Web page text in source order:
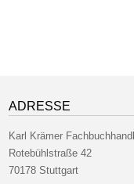
ADRESSE
Karl Krämer
Rotebühlstraße 42
70178 Stuttgart